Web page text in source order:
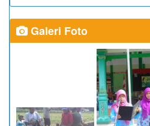
Galeri Foto